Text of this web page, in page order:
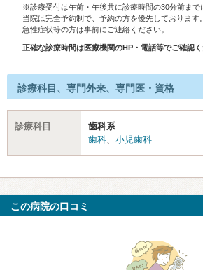
※診療受付は午前・午後共に診療時間の30分前まで
当院は完全予約制で、予約の方を優先しております。
急性症状等の方は事前にご連絡ください。
正確な診療時間は医療機関のHP・電話等でご確認
診療科目、専門外来、専門医・資格
診療科目
歯科系
歯科
小児歯科
この病院の口コミ